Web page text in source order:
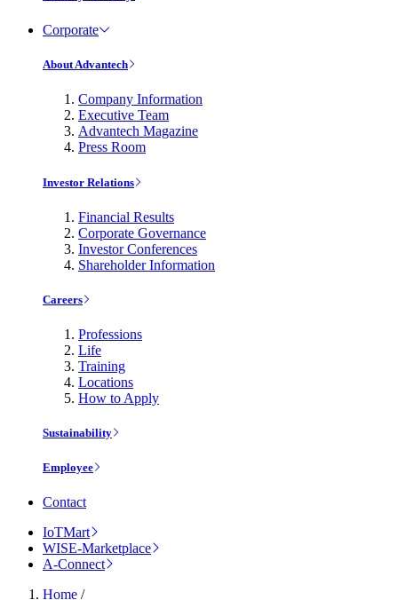
Corporate
About Advantech
Company Information
Executive Team
Advantech Magazine
Press Room
Investor Relations
Financial Results
Corporate Governance
Investor Conferences
Shareholder Information
Careers
Professions
Life
Training
Locations
How to Apply
Sustainability
Employee
Contact
IoTMart
WISE-Marketplace
A-Connect
Home /